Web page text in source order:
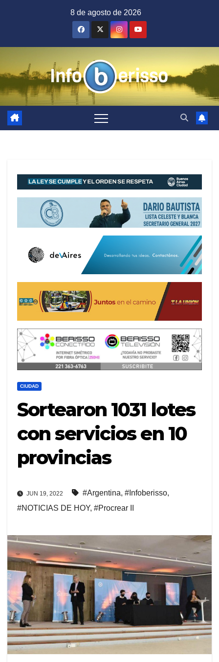
8 de agosto de 2026
CIUDAD
Sortearon 1031 lotes
con servicios en 10
provincias
JUN 19, 2022 #Argentina, #Infoberisso,
#NOTICIAS DE HOY, #Procrear II